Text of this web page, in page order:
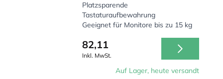
Platzsparende
Tastaturaufbewahrung
Geeignet für Monitore bis zu 15 kg
82,11
Inkl. MwSt.
Auf Lager, heute versandt